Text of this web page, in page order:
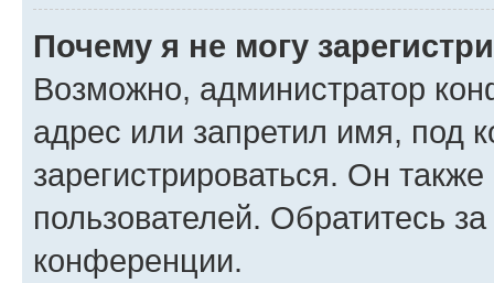
Почему я не могу
Возможно, администратор
адрес или запретил имя, под
зарегистрироваться. Он
пользователей. Обратитесь
конференции.